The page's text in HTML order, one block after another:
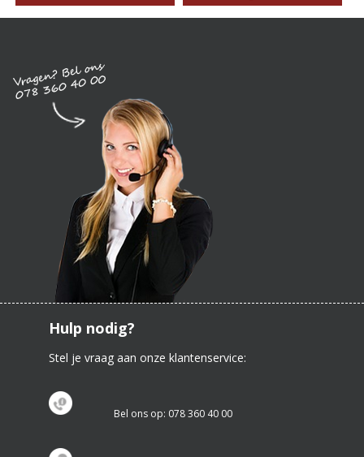
Hulp nodig?
Stel je vraag aan onze klantenservice:
Bel ons op: 078 360 40 00